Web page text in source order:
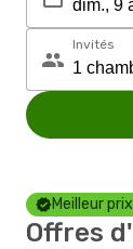
Invités
Meilleur
Offres